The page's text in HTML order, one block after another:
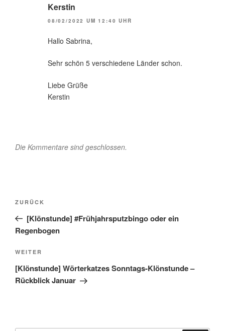
Kerstin
08/02/2022 UM 12:40 UHR
Hallo Sabrina,
Sehr schön 5 verschiedene Länder schon.
Liebe Grüße
Kerstin
Die Kommentare sind geschlossen.
Beitragsnavigation
Vorheriger
Beitrag
ZURÜCK
[Klönstunde] #Frühjahrsputzbingo oder ein
Regenbogen
Nächster
Beitrag
WEITER
[Klönstunde] Wörterkatzes Sonntags-Klönstunde –
Rückblick Januar